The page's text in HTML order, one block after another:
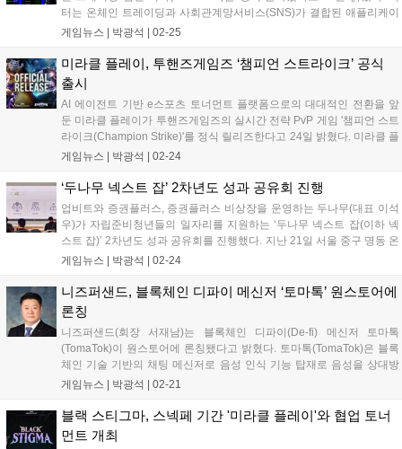
터는 온체인 트레이딩과 사회관계망서비스(SNS)가 결합된 애플리케이
션(앱)이다. 지난해 11월 프라이빗 테스터(특정 이용자)를 대상으로 베
게임뉴스 | 박광석 02-25
미라클 플레이, 투핸즈게임즈 ‘챔피언 스트라이크’ 공식
출시
AI 에이전트 기반 e스포츠 토너먼트 플랫폼으로의 대대적인 전환을 앞
둔 미라클 플레이가 투핸즈게임즈의 실시간 전략 PvP 게임 '챔피언 스트
라이크(Champion Strike)'를 정식 릴리즈한다고 24일 밝혔다. 미라클 플
레이(Miracle Play)는 누적 토너먼트 참여자 118만 명 돌파, 총상금 34만
게임뉴스 | 박광석 02-24
‘두나무 넥스트 잡’ 2차년도 성과 공유회 진행
업비트와 증권플러스, 증권플러스 비상장을 운영하는 두나무(대표 이석
우)가 자립준비청년들의 일자리를 지원하는 ‘두나무 넥스트 잡(이하 넥
스트 잡)’ 2차년도 성과 공유회를 진행했다. 지난 21일 서울 중구 명동 온
드림 소사이어티에서 열린 넥스트 잡 성과 공유회에는 인턴십에 참여한
께 했다...
게임뉴스 | 박광석 02-24
니즈퍼샌드, 블록체인 디파이 메신저 ‘토마톡’ 원스토어에
론칭
니즈퍼샌드(회장 서재남)는 블록체인 디파이(De-fi) 메신저 토마톡
(TomaTok)이 원스토어에 론칭됐다고 밝혔다. 토마톡(TomaTok)은 블록
체인 기술 기반의 채팅 메신저로 음성 인식 기능 탑재로 음성을 상대방
언어의 텍스트로 전환하여 실시간 대화가 가능하다. 또 자신의 모국어로
고,...
게임뉴스 | 박광석 02-21
블랙 스티그마, 스넥페 기간 '미라클 플레이'와 협업 토너
먼트 개최